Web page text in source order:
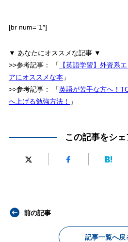
[br num=”1″]
▼ あなたにオススメな記事 ▼
>>参考記事：
「
【英語学習】外資系
アにオススメな本 」
>>参考記事：
「英語が苦手な方へ！
へ上げる勉強方法！
」
この記事をシ
前の記事
記事一覧へ戻